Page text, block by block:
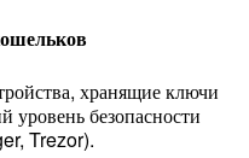
хранящие ключи
безопасности
Trezor).